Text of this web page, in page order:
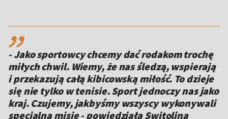
,,
- Jako sportowcy chcemy dać rodakom trochę
miłych chwil. Wiemy, że nas śledzą, wspierają
i przekazują całą kibicowską miłość. To dzieje
się nie tylko w tenisie. Sport jednoczy nas jako
kraj. Czujemy, jakbyśmy wszyscy wykonywali
specjalną misję - powiedziała Switolina